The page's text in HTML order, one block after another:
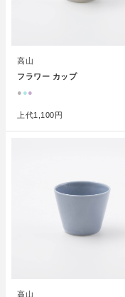
高山
フラワー カップ
● ●●
上代1,100円
高山